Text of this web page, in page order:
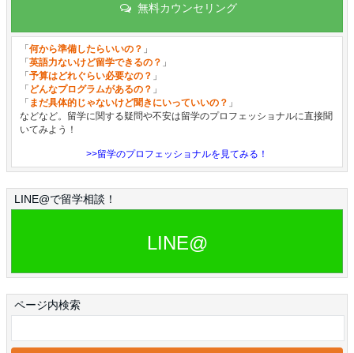
無料カウンセリング
「 何から準備したらいいの？ 」
「 英語力ないけど留学できるの？ 」
「 予算はどれぐらい必要なの？ 」
「 どんなプログラムがあるの？ 」
「 まだ具体的じゃないけど聞きにいっていいの？ 」
などなど。留学に関する疑問や不安は留学のプロフェッショナルに直接聞
いてみよう！
>>留学のプロフェッショナルを見てみる！
LINE@で留学相談！
LINE@
ページ内検索